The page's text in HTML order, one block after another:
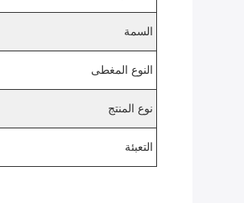
السمة
النوع المغطى
نوع المنتج
التعبئة